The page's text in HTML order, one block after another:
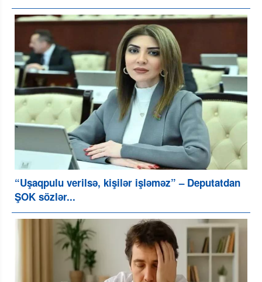
“Uşaqpulu verilsə, kişilər işləməz” – Deputatdan
ŞOK sözlər...